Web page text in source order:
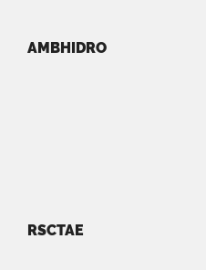
AMBHIDRO
RSCTAE